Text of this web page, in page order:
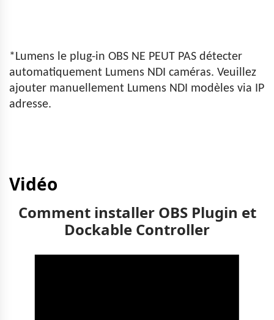
*Lumens le plug-in OBS NE PEUT PAS détecter
automatiquement Lumens NDI caméras. Veuillez
ajouter manuellement Lumens NDI modèles via IP
adresse.
Vidéo
Comment installer OBS Plugin et
Dockable Controller